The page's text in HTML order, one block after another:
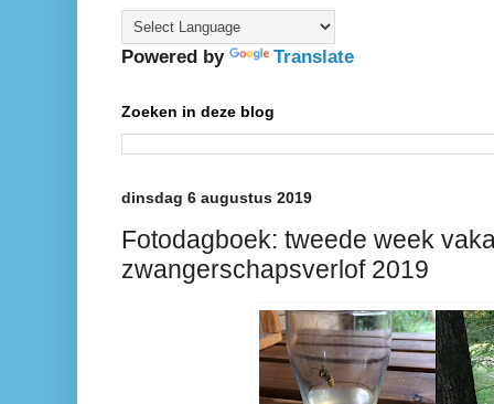
Powered by Translate
Zoeken in deze blog
dinsdag 6 augustus 2019
Fotodagboek: tweede week
zwangerschapsverlof 2019